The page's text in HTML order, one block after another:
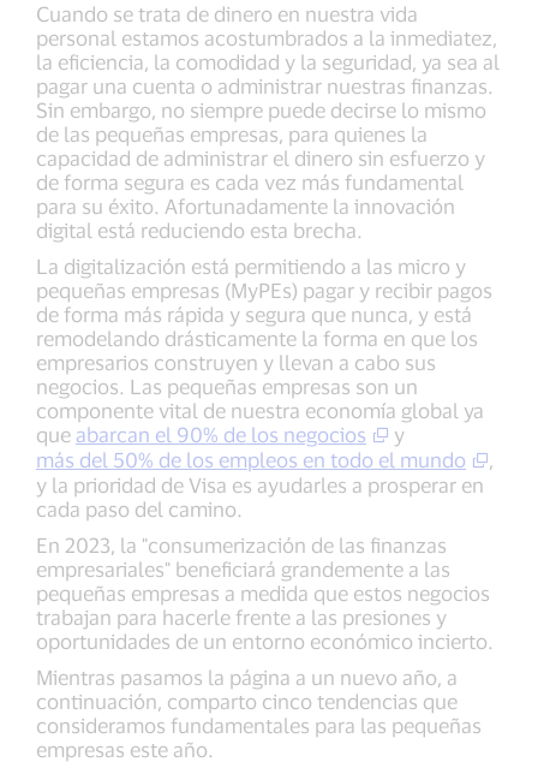
Cuando se trata de dinero en nuestra vida
personal estamos acostumbrados a la inmediatez,
la eficiencia, la comodidad y la seguridad, ya sea al
pagar una cuenta o administrar nuestras finanzas.
Sin embargo, no siempre puede decirse lo mismo
de las pequeñas empresas, para quienes la
capacidad de administrar el dinero sin esfuerzo y
de forma segura es cada vez más fundamental
para su éxito. Afortunadamente la innovación
digital está reduciendo esta brecha.
La digitalización está permitiendo a las micro y
pequeñas empresas (MyPEs) pagar y recibir pagos
de forma más rápida y segura que nunca, y está
remodelando drásticamente la forma en que los
empresarios construyen y llevan a cabo sus
negocios. Las pequeñas empresas son un
componente vital de nuestra economía global ya
que abarcan el 90% de los negocios
y
más del 50% de los empleos en todo el mundo
,
y la prioridad de Visa es ayudarles a prosperar en
cada paso del camino.
En 2023, la "consumerización de las finanzas
empresariales" beneficiará grandemente a las
pequeñas empresas a medida que estos negocios
trabajan para hacerle frente a las presiones y
oportunidades de un entorno económico incierto.
Mientras pasamos la página a un nuevo año, a
continuación, comparto cinco tendencias que
consideramos fundamentales para las pequeñas
empresas este año.